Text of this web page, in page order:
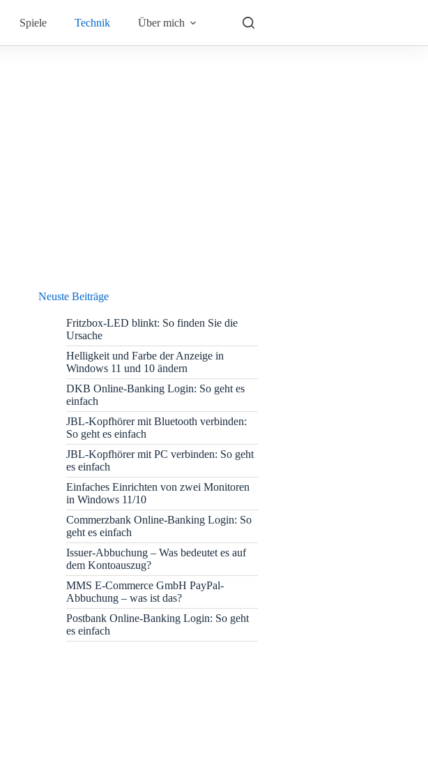
Spiele Technik Über mich
Neuste Beiträge
Fritzbox-LED blinkt: So finden Sie die
Ursache
Helligkeit und Farbe der Anzeige in
Windows 11 und 10 ändern
DKB Online-Banking Login: So geht es
einfach
JBL-Kopfhörer mit Bluetooth verbinden:
So geht es einfach
JBL-Kopfhörer mit PC verbinden: So geht
es einfach
Einfaches Einrichten von zwei Monitoren
in Windows 11/10
Commerzbank Online-Banking Login: So
geht es einfach
Issuer-Abbuchung – Was bedeutet es auf
dem Kontoauszug?
MMS E-Commerce GmbH PayPal-
Abbuchung – was ist das?
Postbank Online-Banking Login: So geht
es einfach